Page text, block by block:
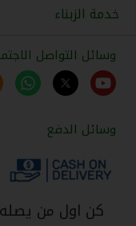
خدمة الزبناء
وسائل التواصل
وسائل الدفع
كن اول من